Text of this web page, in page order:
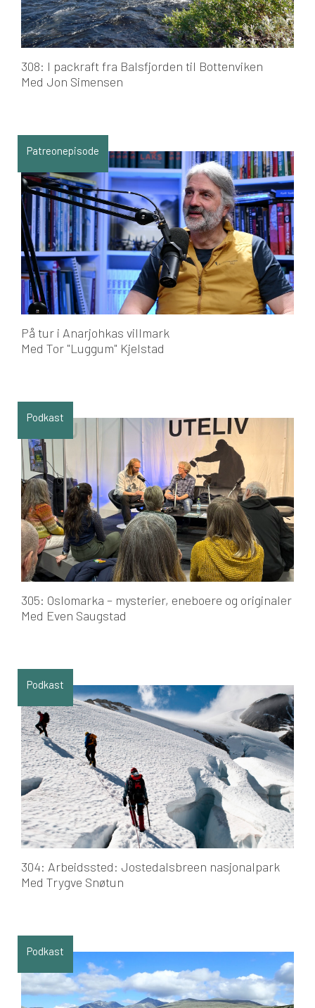
308: I packraft fra Balsfjorden til Bottenviken
Med Jon Simensen
Patreonepisode
På tur i Anarjohkas villmark
Med Tor "Luggum" Kjelstad
Podkast
305: Oslomarka – mysterier, eneboere og originaler
Med Even Saugstad
Podkast
304: Arbeidssted: Jostedalsbreen nasjonalpark
Med Trygve Snøtun
Podkast